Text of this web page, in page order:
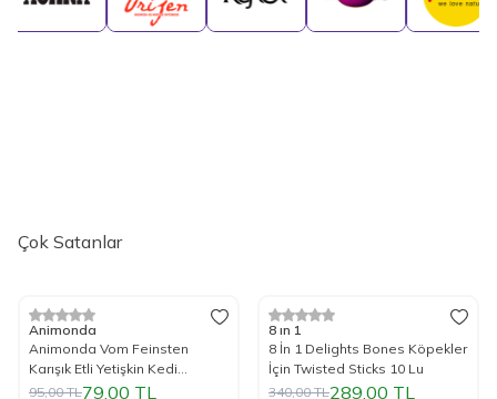
Çok Satanlar
%17İndirim
Animonda
Animonda Vom Feinsten
Karışık Etli Yetişkin Kedi
Konservesi 100 Gr.
95,00TL79,00 TL
%15İndirim
8 ın 1
8 İn 1 Delights Bones Köpekler
İçin Twisted Sticks 10 Lu
340,00TL289,00 TL